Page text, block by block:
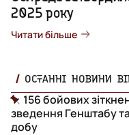
2025 року
Читати більше
ОСТАННІ НОВИНИ
156 бойових
зведення Генштабу
добу